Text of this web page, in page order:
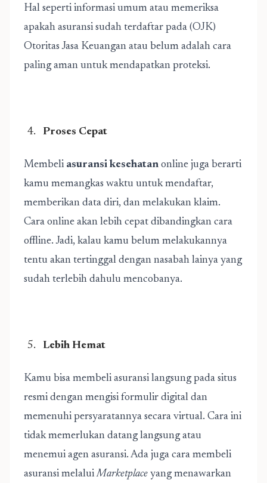
Hal seperti informasi umum atau memeriksa
apakah asuransi sudah terdaftar pada (OJK)
Otoritas Jasa Keuangan atau belum adalah cara
paling aman untuk mendapatkan proteksi.
Proses Cepat
Membeli asuransi kesehatan online juga berarti
kamu memangkas waktu untuk mendaftar,
memberikan data diri, dan melakukan klaim.
Cara online akan lebih cepat dibandingkan cara
offline. Jadi, kalau kamu belum melakukannya
tentu akan tertinggal dengan nasabah lainya yang
sudah terlebih dahulu mencobanya.
Lebih Hemat
Kamu bisa membeli asuransi langsung pada situs
resmi dengan mengisi formulir digital dan
memenuhi persyaratannya secara virtual. Cara ini
tidak memerlukan datang langsung atau
menemui agen asuransi. Ada juga cara membeli
asuransi melaluiMarketplace yang menawarkan